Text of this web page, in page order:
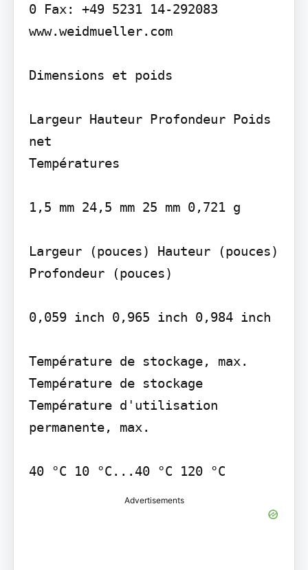
0 Fax: +49 5231 14-292083
www.weidmueller.com
Dimensions et poids
Largeur Hauteur Profondeur Poids
net
Températures
1,5 mm 24,5 mm 25 mm 0,721 g
Largeur (pouces) Hauteur (pouces)
Profondeur (pouces)
0,059 inch 0,965 inch 0,984 inch
Température de stockage, max.
Température de stockage
Température d'utilisation
permanente, max.
Advertisements